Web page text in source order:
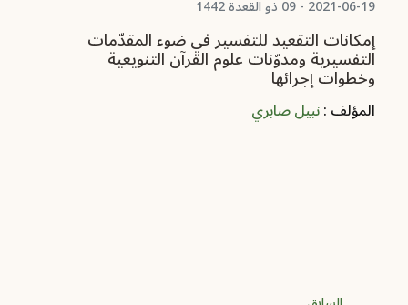
2021-06-19 - 09 ذو القعدة 1442